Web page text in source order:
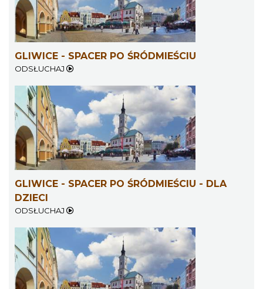
GLIWICE - SPACER PO ŚRÓDMIEŚCIU
ODSŁUCHAJ
GLIWICE - SPACER PO ŚRÓDMIEŚCIU - DLA
DZIECI
ODSŁUCHAJ